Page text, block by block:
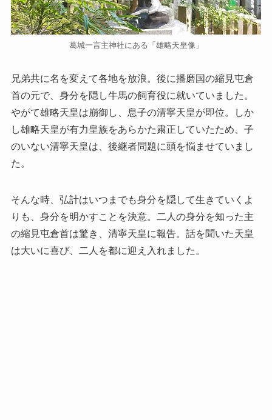
葛城一言主神社にある「雄略天皇像」
兄弟共に名を変えて各地を放浪。後に播磨国の縮見屯倉
首の元で、身分を隠し牛馬の飼育役に就いていました。
やがて雄略天皇は崩御し、息子の清寧天皇が即位。しか
し雄略天皇が有力皇族をあらかた粛正していたため、子
のいない清寧天皇は、後継者問題に頭を悩ませていまし
た。
そんな時、弘計はいつまでも身分を隠して生きていくよ
りも、身分を明かすことを決意。二人の身分を知った主
の縮見屯倉首は驚き、清寧天皇に報告。話を聞いた天皇
は大いに喜び、二人を都に迎え入れました。